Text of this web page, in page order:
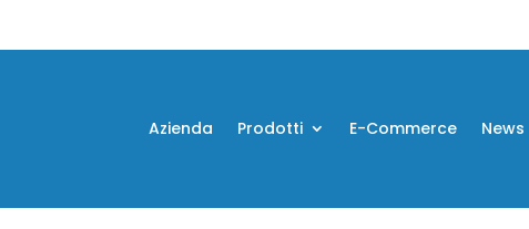
Azienda Prodotti E-Commerce News